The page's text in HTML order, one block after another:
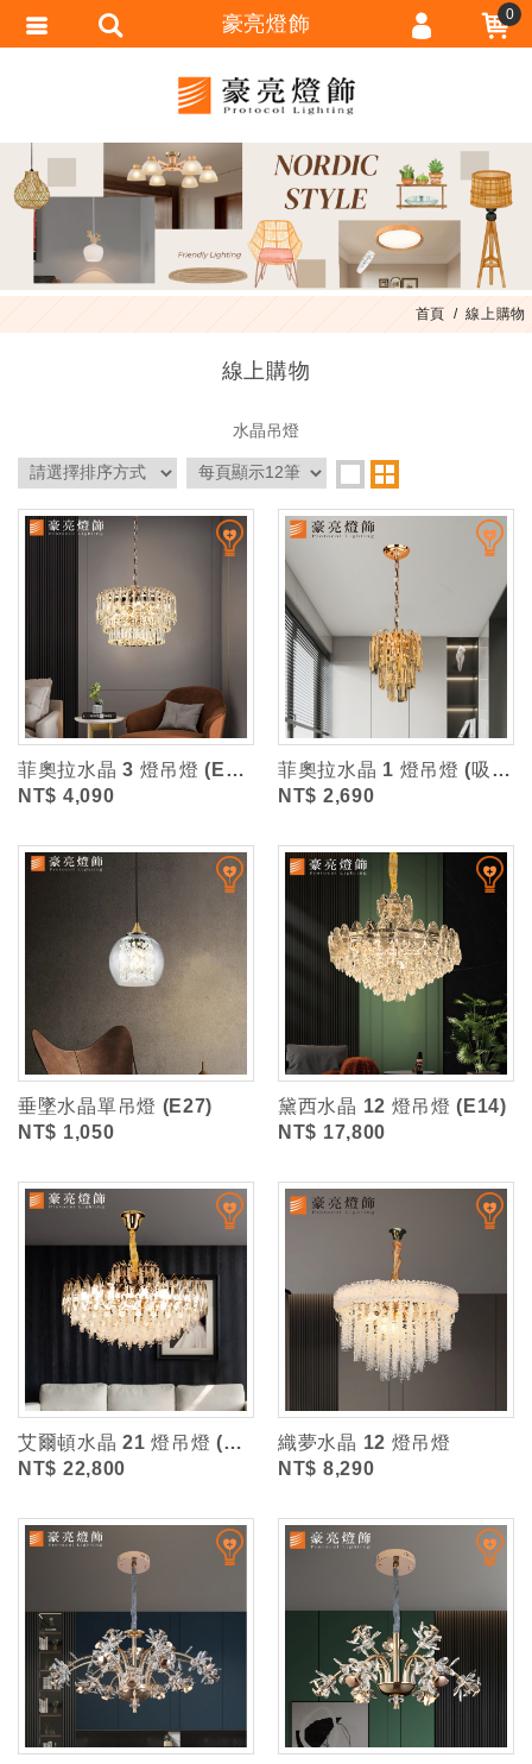
首頁 線上購物
線上購物
水晶吊燈
菲奧拉水晶 3 燈吊燈 (E14)
NT$ 4,090
菲奧拉水晶 1 燈吊燈 (吸頂盤直徑約10cm)
NT$ 2,690
垂墜水晶單吊燈 (E27)
NT$ 1,050
黛西水晶 12 燈吊燈 (E14)
NT$ 17,800
艾爾頓水晶 21 燈吊燈 (E14)
NT$ 22,800
織夢水晶 12 燈吊燈
NT$ 8,290
豪亮燈飾 0
會員註冊
忘記密碼
訂單查詢
匯款通知